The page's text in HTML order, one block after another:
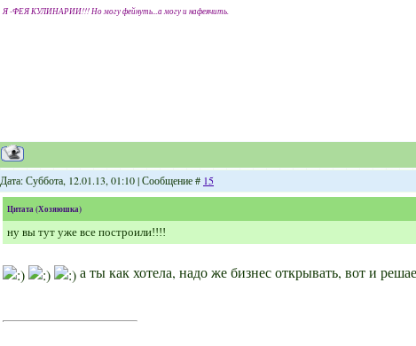
Я -ФЕЯ КУЛИНАРИИ!!! Но могу фейнуть...а могу и нафеячить.
Дата: Суббота, 12.01.13, 01:10 | Сообщение # 15
Цитата(Хозяюшка)
ну вы тут уже все построили!!!!
а ты как хотела, надо же бизнес открывать, вот и